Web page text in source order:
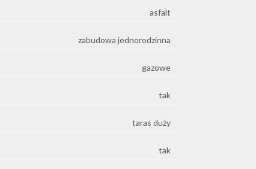
asfalt
zabudowa jednorodzinna
gazowe
tak
taras duży
tak